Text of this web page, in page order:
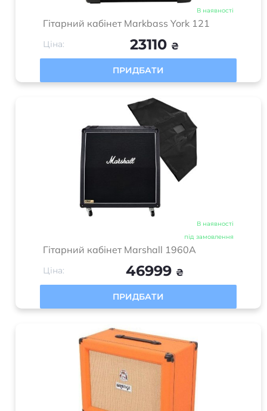
+380 (50) 071 00 70
+380 (73) 071 00 70
send@music-house.in.ua
м. Львів, вул. Тернопільська 42 (Колл-центр) "Music
House" - магазин музичних інструментів
Пн-Пт: 09:30–18:30
Сб: 10:00–16:00
Нд: Вихідний
Працюємо з 2017-2025 року | Всі права захищені | “Music
House” – магазин музичних інструментів у Львові